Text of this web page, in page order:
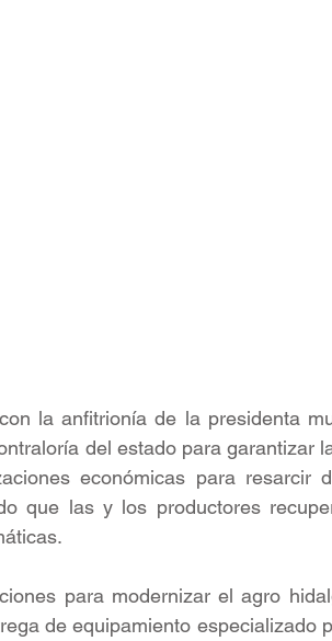
la anfitrionía de la presidenta
del estado para garantizar
económicas para resarcir
que las y los productores
para modernizar el agro
de equipamiento especializado